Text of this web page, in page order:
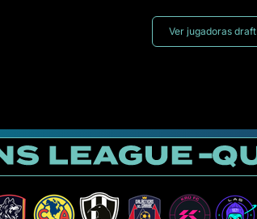
Ver jugadoras draft